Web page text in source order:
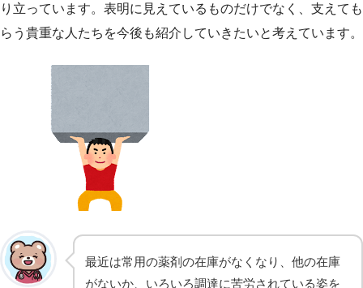
り立っています。表明に見えているものだけでなく、支えても
らう貴重な人たちを今後も紹介していきたいと考えています。
最近は常用の薬剤の在庫がなくなり、他の在庫
がないか、いろいろ調達に苦労されている姿を